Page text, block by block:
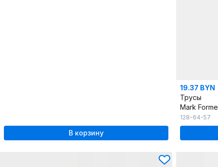
В корзину
19.37 BYN
Трусы
Mark
128-64-57